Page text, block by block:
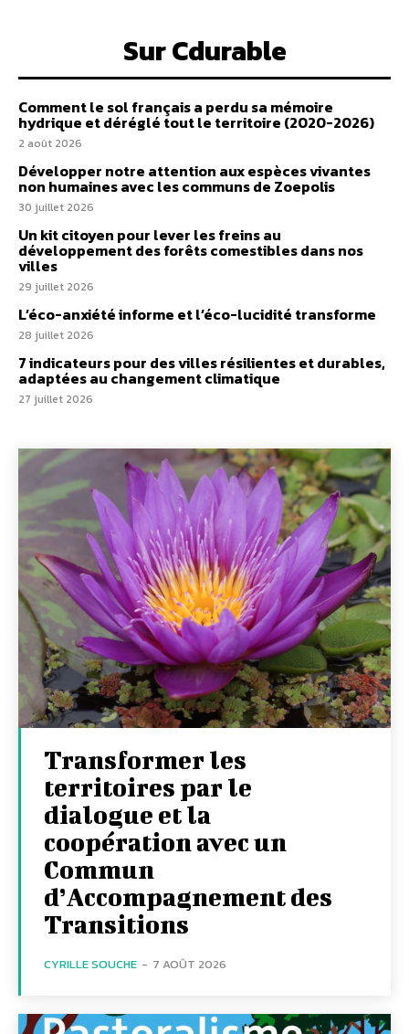
Sur Cdurable
Comment le sol français a perdu sa mémoire
hydrique et déréglé tout le territoire (2020-2026)
2 août 2026
Développer notre attention aux espèces vivantes
non humaines avec les communs de Zoepolis
30 juillet 2026
Un kit citoyen pour lever les freins au
développement des forêts comestibles dans nos
villes
29 juillet 2026
L’éco-anxiété informe et l’éco-lucidité transforme
28 juillet 2026
7 indicateurs pour des villes résilientes et durables,
adaptées au changement climatique
27 juillet 2026
Transformer les
territoires par le
dialogue et la
coopération avec un
Commun
d’Accompagnement des
Transitions
CYRILLE SOUCHE - 7 AOÛT 2026